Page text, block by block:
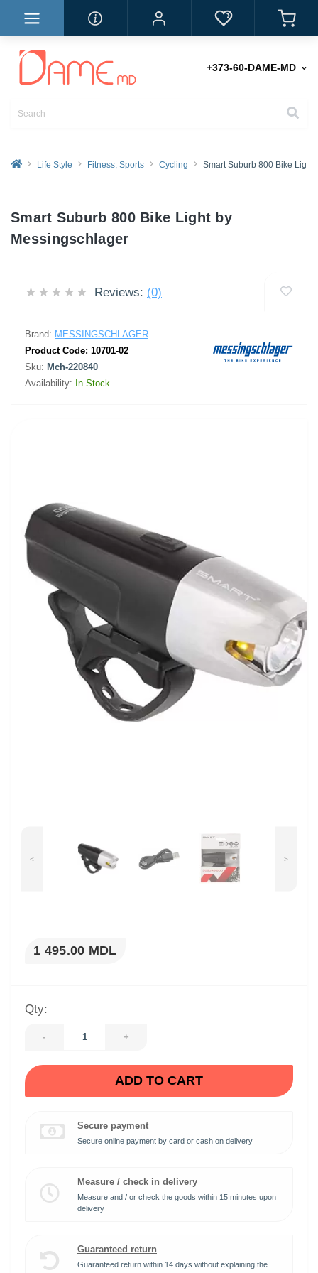
+373-60-DAME-MD
Life Style Fitness, Sports Cycling Smart Suburb 800 Bike Light
Smart Suburb 800 Bike Light by
Messingschlager
Reviews: (0)
Brand: MESSINGSCHLAGER
Product Code: 10701-02
Sku: Mch-220840
Availability: In Stock
< >
1 495.00 MDL
Qty:
- +
ADD TO CART
Secure payment
Secure online payment by card or cash on delivery
Measure / check in delivery
Measure and / or check the goods within 15 minutes upon
delivery
Guaranteed return
Guaranteed return within 14 days without explaining the